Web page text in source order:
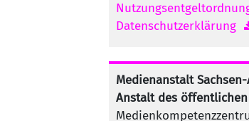
Datenschutzerklärung
Medienanstalt
Anstalt des öffentlichen